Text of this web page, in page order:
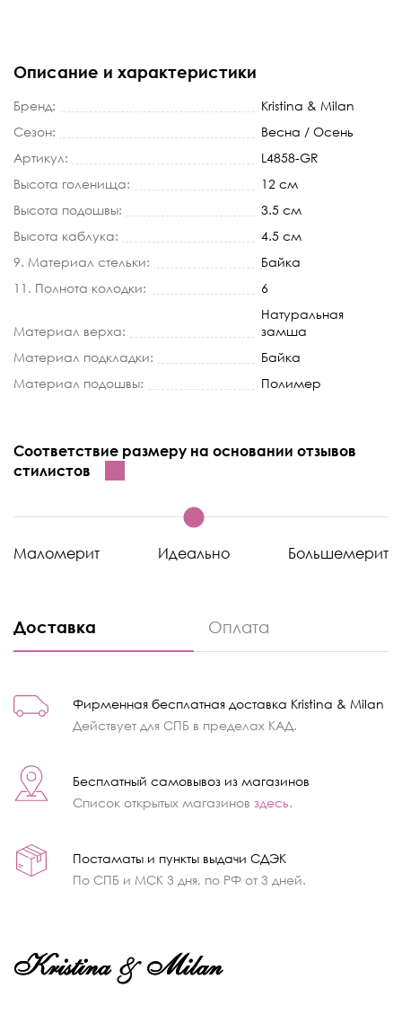
Описание и характеристики
Бренд:
Kristina & Milan
Сезон:
Весна / Осень
Артикул:
L4858-GR
Высота голенища:
12 см
Высота подошвы:
3.5 см
Высота каблука:
4.5 см
9. Материал стельки:
Байка
11. Полнота колодки:
6
Материал верха:
Натуральная
замша
Материал подкладки:
Байка
Материал подошвы:
Полимер
Соответствие размеру на основании отзывов
стилистов
Маломерит Идеально Большемерит
Доставка Оплата
Фирменная бесплатная доставка Kristina & Milan
Действует для СПБ в пределах КАД.
Бесплатный самовывоз из магазинов
Список открытых магазинов здесь.
Постаматы и пункты выдачи СДЭК
По СПБ и МСК 3 дня, по РФ от 3 дней.